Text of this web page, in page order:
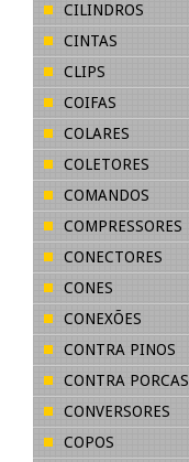
CILINDROS
CINTAS
CLIPS
COIFAS
COLARES
COLETORES
COMANDOS
COMPRESSORES
CONECTORES
CONES
CONEXÕES
CONTRA PINOS
CONTRA PORCAS
CONVERSORES
COPOS